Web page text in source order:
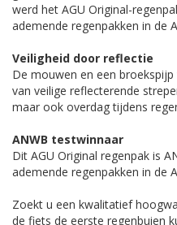
werd het AGU Original-
ademende regenpakken in de
Veiligheid door reflectie
De mouwen en een
van veilige reflecterende
maar ook overdag tijdens
ANWB testwinnaar
Dit AGU Original regenpak is
ademende regenpakken in de
Zoekt u een kwalitatief
de fiets de eerste regenbuien